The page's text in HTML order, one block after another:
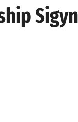
Sigyn